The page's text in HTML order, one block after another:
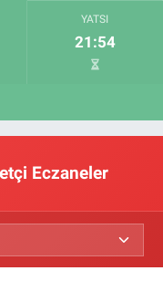
YATSI
21:54
Eczaneler